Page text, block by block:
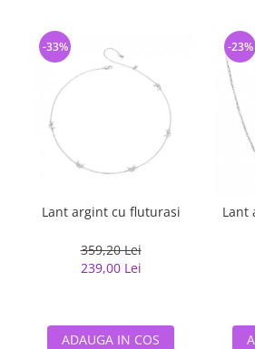
Lant argint cu fluturasi
359,20 Lei
239,00 Lei
-33%
ADAUGA IN COS
Lant
-23%